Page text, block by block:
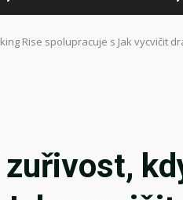
Rise spolupracuje s Jak vycvičit